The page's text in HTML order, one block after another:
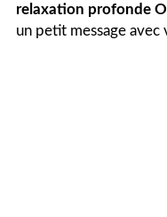
relaxation profonde
un petit message avec